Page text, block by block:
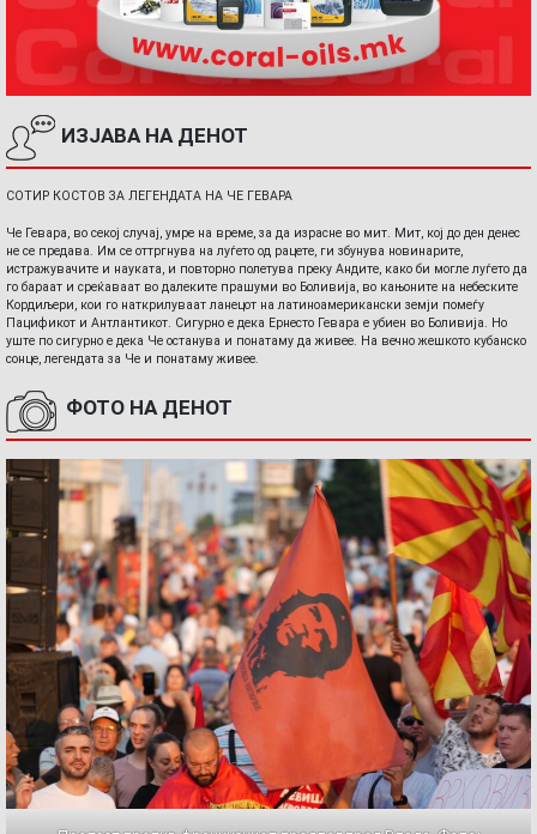
ИЗЈАВА НА ДЕНОТ
СОТИР КОСТОВ ЗА ЛЕГЕНДАТА НА ЧЕ ГЕВАРА
Че Гевара, во секој случај, умре на време, за да израсне во мит. Мит, кој до ден денес
не се предава. Им се оттргнува на луѓето од рацете, ги збунува новинарите,
истражувачите и науката, и повторно полетува преку Андите, како би могле луѓето да
го бараат и среќаваат во далеките прашуми во Боливија, во кањоните на небеските
Кордиљери, кои го наткрилуваат ланецот на латиноамерикански земји помеѓу
Пацификот и Антлантикот. Сигурно е дека Ернесто Гевара е убиен во Боливија. Но
уште по сигурно е дека Че останува и понатаму да живее. На вечно жешкото кубанско
сонце, легендата за Че и понатаму живее.
ФОТО НА ДЕНОТ